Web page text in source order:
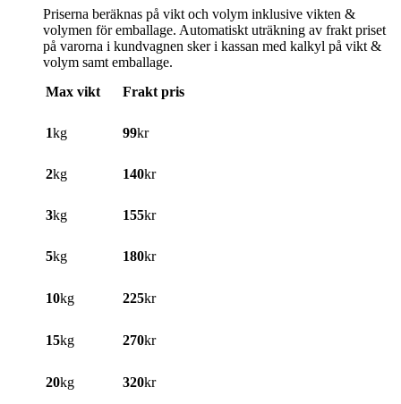
Priserna beräknas på vikt och volym inklusive vikten &
volymen för emballage. Automatiskt uträkning av frakt priset
på varorna i kundvagnen sker i kassan med kalkyl på vikt &
volym samt emballage.
Max vikt
Frakt pris
1kg 99kr
2kg 140kr
3kg 155kr
5kg 180kr
10kg 225kr
15kg 270kr
20kg 320kr